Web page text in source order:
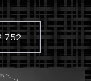
752